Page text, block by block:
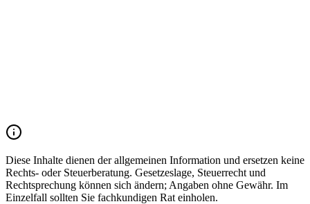
Diese Inhalte dienen der allgemeinen Information und ersetzen keine
Rechts- oder Steuerberatung. Gesetzeslage, Steuerrecht und
Rechtsprechung können sich ändern; Angaben ohne Gewähr. Im
Einzelfall sollten Sie fachkundigen Rat einholen.